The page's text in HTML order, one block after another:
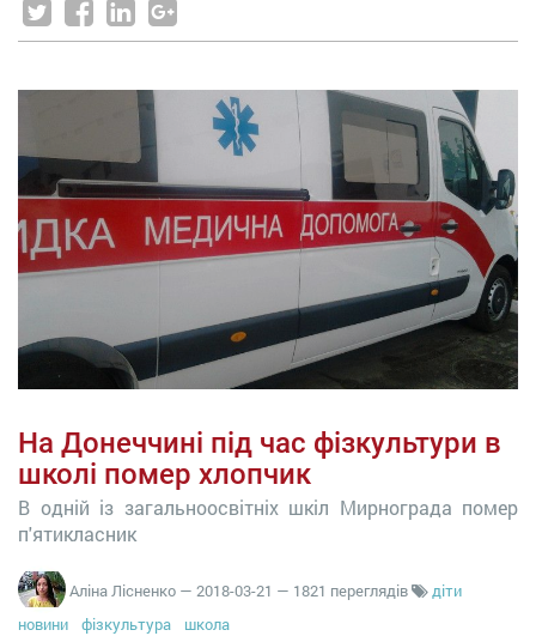
На Донеччині під час фізкультури в
школі помер хлопчик
В одній із загальноосвітніх шкіл Мирнограда помер
п'ятикласник
Аліна Лісненко — 2018-03-21 — 1821 переглядів
діти
новини
фізкультура школа